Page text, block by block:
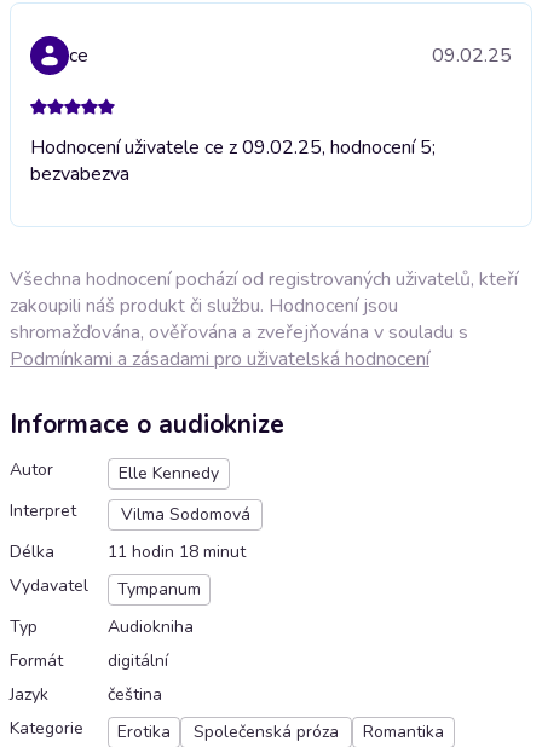
ce 09.02.25
Hodnocení uživatele ce z 09.02.25, hodnocení 5;
bezvabezva
Všechna hodnocení pochází od registrovaných uživatelů, kteří
zakoupili náš produkt či službu. Hodnocení jsou
shromažďována, ověřována a zveřejňována v souladu s
Podmínkami a zásadami pro uživatelská hodnocení
Informace o audioknize
Autor
Elle Kennedy
Interpret
Vilma Sodomová
Délka
11 hodin 18 minut
Vydavatel
Tympanum
Typ
Audiokniha
Formát
digitální
Jazyk
čeština
Kategorie
Erotika Společenská próza
Romantika